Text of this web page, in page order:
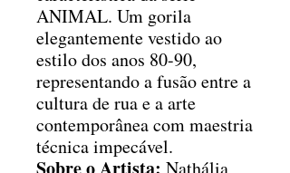
ANIMAL. Um gorila
elegantemente vestido ao
estilo dos anos 80-90,
representando a fusão entre a
cultura de rua e a arte
contemporânea com maestria
técnica impecável.
Sobre o Artista: Nathália